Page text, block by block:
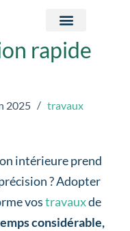
rapide
2025 travaux
intérieure prend
? Adopter
vostravauxde
considérable,